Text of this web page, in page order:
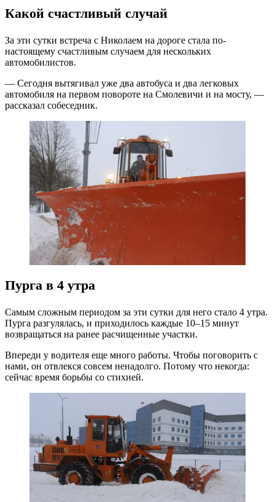
Какой счастливый случай
За эти сутки встреча с Николаем на дороге стала по-
настоящему счастливым случаем для нескольких
автомобилистов.
— Сегодня вытягивал уже два автобуса и два легковых
автомобиля на первом повороте на Смолевичи и на мосту, —
рассказал собеседник.
Пурга в 4 утра
Самым сложным периодом за эти сутки для него стало 4 утра.
Пурга разгулялась, и приходилось каждые 10–15 минут
возвращаться на ранее расчищенные участки.
Впереди у водителя еще много работы. Чтобы поговорить с
нами, он отвлекся совсем ненадолго. Потому что некогда:
сейчас время борьбы со стихией.